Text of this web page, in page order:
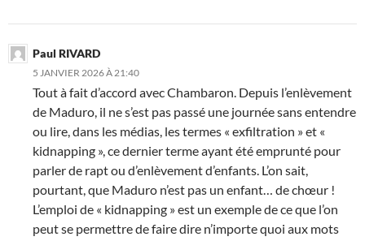
Paul RIVARD
5 JANVIER 2026 À 21:40
Tout à fait d’accord avec Chambaron. Depuis l’enlèvement
de Maduro, il ne s’est pas passé une journée sans entendre
ou lire, dans les médias, les termes « exfiltration » et «
kidnapping », ce dernier terme ayant été emprunté pour
parler de rapt ou d’enlèvement d’enfants. L’on sait,
pourtant, que Maduro n’est pas un enfant… de chœur !
L’emploi de « kidnapping » est un exemple de ce que l’on
peut se permettre de faire dire n’importe quoi aux mots